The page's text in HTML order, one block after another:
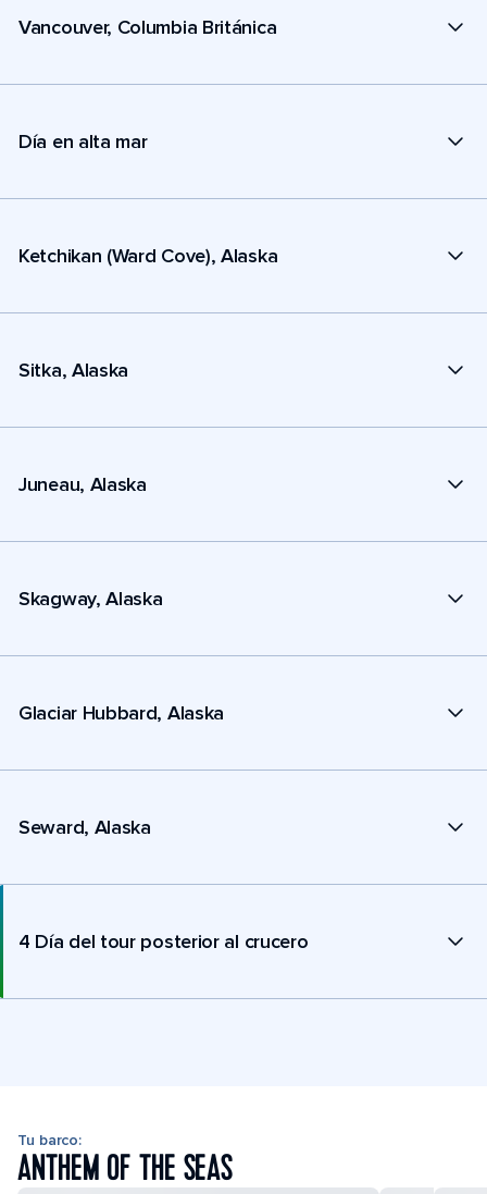
Vancouver, Columbia Británica
Día en alta mar
Ketchikan (Ward Cove), Alaska
Sitka, Alaska
Juneau, Alaska
Skagway, Alaska
Glaciar Hubbard, Alaska
Seward, Alaska
4 Día del tour posterior al crucero
Tu barco:
ANTHEM OF THE SEAS